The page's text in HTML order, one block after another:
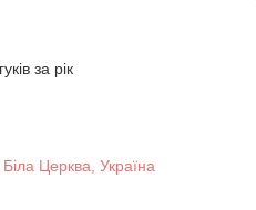
за рік
Церква, Україна